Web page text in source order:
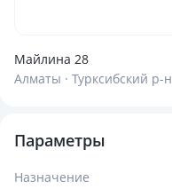
Майлина 28
Алматы · Турксибский р-н
Параметры
Назначение